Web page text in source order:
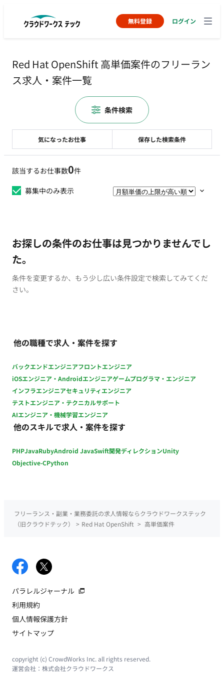
無料登録 ログイン
Red Hat OpenShift 高単価案件のフリーラン
ス求人・案件一覧
該当するお仕事数0件
募集中のみ表示
お探しの条件のお仕事は見つかりませんでし
た。
条件を変更するか、もう少し広い条件設定で検索してみてくだ
さい。
他の職種で求人・案件を探す
バックエンドエンジニアフロントエンジニア
iOSエンジニア・Androidエンジニアゲームプログラマ・エンジニア
インフラエンジニアセキュリティエンジニア
テストエンジニア・テクニカルサポート
AIエンジニア・機械学習エンジニア
他のスキルで求人・案件を探す
PHPJavaRubyAndroid JavaSwift開発ディレクションUnity
Objective-CPython
気になったお仕事 保存した検索条件
条件検索
フリーランス・副業・業務委託の求人情報ならクラウドワークステック
（旧クラウドテック）
> Red Hat OpenShift > 高単価案件
パラレルジャーナル
利用規約
個人情報保護方針
サイトマップ
copyright (c) CrowdWorks Inc. all rights reserved.
運営会社： 株式会社クラウドワークス